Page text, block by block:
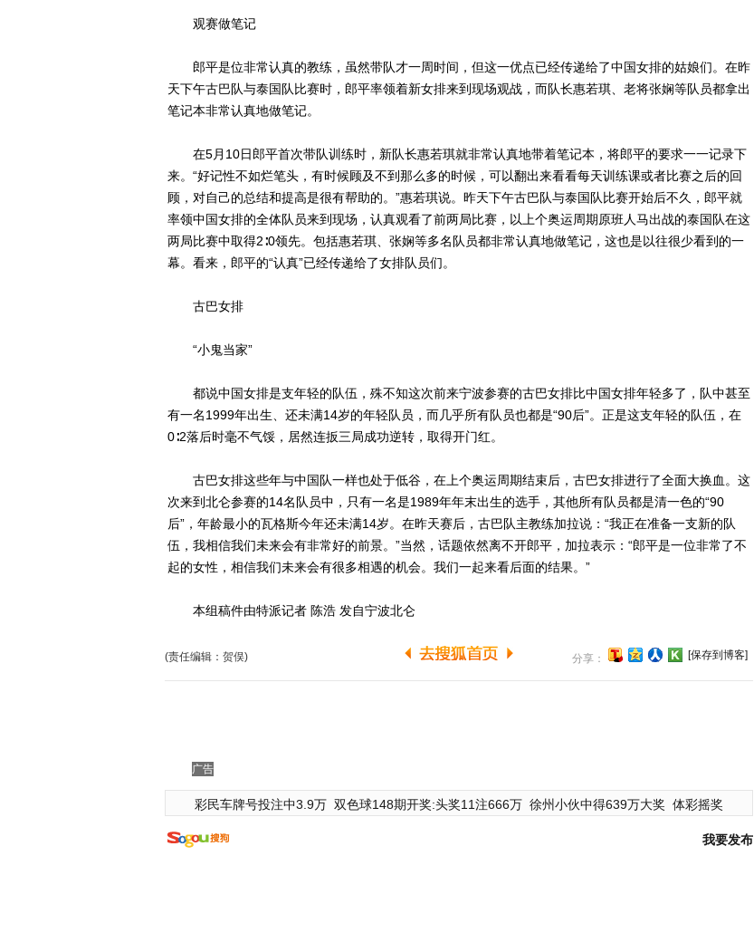
观赛做笔记
郎平是位非常认真的教练，虽然带队才一周时间，但这一优点已经传递给了中国女排的姑娘们。在昨
天下午古巴队与泰国队比赛时，郎平率领着新女排来到现场观战，而队长惠若琪、老将张娴等队员都拿出
笔记本非常认真地做笔记。
在5月10日郎平首次带队训练时，新队长惠若琪就非常认真地带着笔记本，将郎平的要求一一记录下
来。“好记性不如烂笔头，有时候顾及不到那么多的时候，可以翻出来看看每天训练课或者比赛之后的回
顾，对自己的总结和提高是很有帮助的。”惠若琪说。昨天下午古巴队与泰国队比赛开始后不久，郎平就
率领中国女排的全体队员来到现场，认真观看了前两局比赛，以上个奥运周期原班人马出战的泰国队在这
两局比赛中取得2∶0领先。包括惠若琪、张娴等多名队员都非常认真地做笔记，这也是以往很少看到的一
幕。看来，郎平的“认真”已经传递给了女排队员们。
古巴女排
“小鬼当家”
都说中国女排是支年轻的队伍，殊不知这次前来宁波参赛的古巴女排比中国女排年轻多了，队中甚至
有一名1999年出生、还未满14岁的年轻队员，而几乎所有队员也都是“90后”。正是这支年轻的队伍，在
0∶2落后时毫不气馁，居然连扳三局成功逆转，取得开门红。
古巴女排这些年与中国队一样也处于低谷，在上个奥运周期结束后，古巴女排进行了全面大换血。这
次来到北仑参赛的14名队员中，只有一名是1989年年末出生的选手，其他所有队员都是清一色的“90
后”，年龄最小的瓦格斯今年还未满14岁。在昨天赛后，古巴队主教练加拉说：“我正在准备一支新的队
伍，我相信我们未来会有非常好的前景。”当然，话题依然离不开郎平，加拉表示：“郎平是一位非常了不
起的女性，相信我们未来会有很多相遇的机会。我们一起来看后面的结果。”
本组稿件由特派记者 陈浩 发自宁波北仑
(责任编辑：贺俣) 分享： [保存到博客]
广告
彩民车牌号投注中3.9万 双色球148期开奖:头奖11注666万 徐州小伙中得639万大奖 体彩摇奖
我要发布